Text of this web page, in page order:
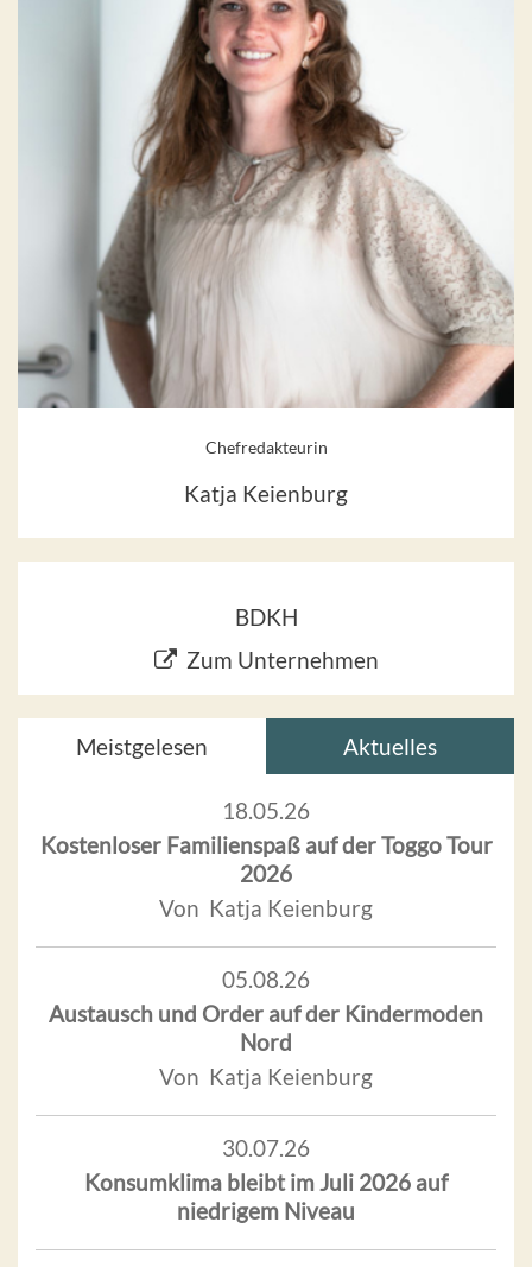
Chefredakteurin
Katja Keienburg
BDKH
Zum Unternehmen
Meistgelesen Aktuelles
18.05.26
Kostenloser Familienspaß auf der Toggo Tour
2026
Von Katja Keienburg
05.08.26
Austausch und Order auf der Kindermoden
Nord
Von Katja Keienburg
30.07.26
Konsumklima bleibt im Juli 2026 auf
niedrigem Niveau